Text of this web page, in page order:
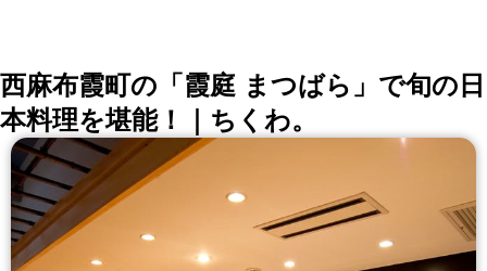
西麻布霞町の「霞庭 まつばら」で旬の日
本料理を堪能！｜ちくわ。